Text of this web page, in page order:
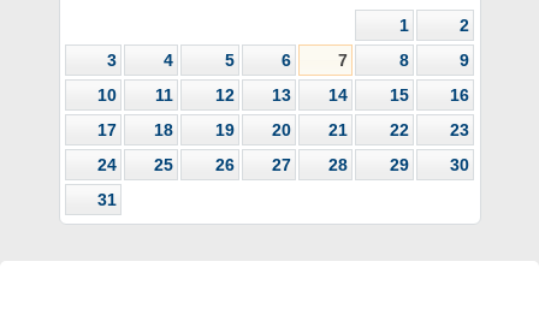
1
2
3
4 5 6 7 8
9
10
11 12 13 14 15
16
17
18 19 20 21 22
23
24
25 26 27 28 29
30
31